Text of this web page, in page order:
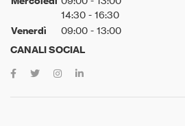
14:30 - 16:30
Venerdì 09:00 - 13:00
CANALI SOCIAL